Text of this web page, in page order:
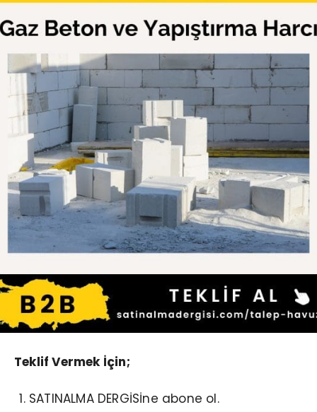
Teklif Vermek İçin;
SATINALMA DERGİSİne abone ol.